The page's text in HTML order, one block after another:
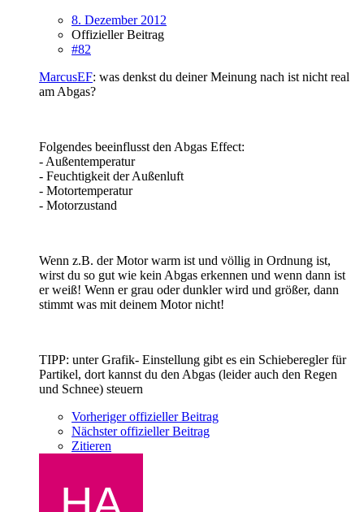
8. Dezember 2012
Offizieller Beitrag
#82
MarcusEF: was denkst du deiner Meinung nach ist nicht real
am Abgas?
Folgendes beeinflusst den Abgas Effect:
- Außentemperatur
- Feuchtigkeit der Außenluft
- Motortemperatur
- Motorzustand
Wenn z.B. der Motor warm ist und völlig in Ordnung ist,
wirst du so gut wie kein Abgas erkennen und wenn dann ist
er weiß! Wenn er grau oder dunkler wird und größer, dann
stimmt was mit deinem Motor nicht!
TIPP: unter Grafik- Einstellung gibt es ein Schieberegler für
Partikel, dort kannst du den Abgas (leider auch den Regen
und Schnee) steuern
Vorheriger offizieller Beitrag
Nächster offizieller Beitrag
Zitieren